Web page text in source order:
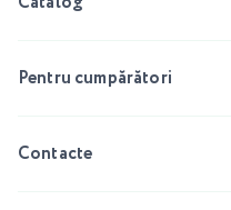
Pentru cumpărători
Contacte